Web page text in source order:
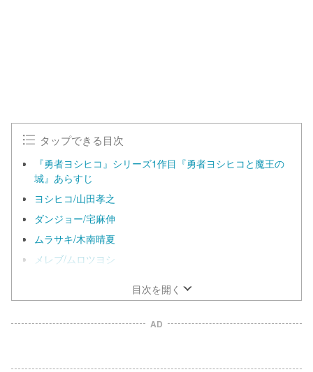
タップできる目次
『勇者ヨシヒコ』シリーズ1作目『勇者ヨシヒコと魔王の
城』あらすじ
ヨシヒコ/山田孝之
ダンジョー/宅麻伸
ムラサキ/木南晴夏
メレブ/ムロツヨシ
目次を開く
AD